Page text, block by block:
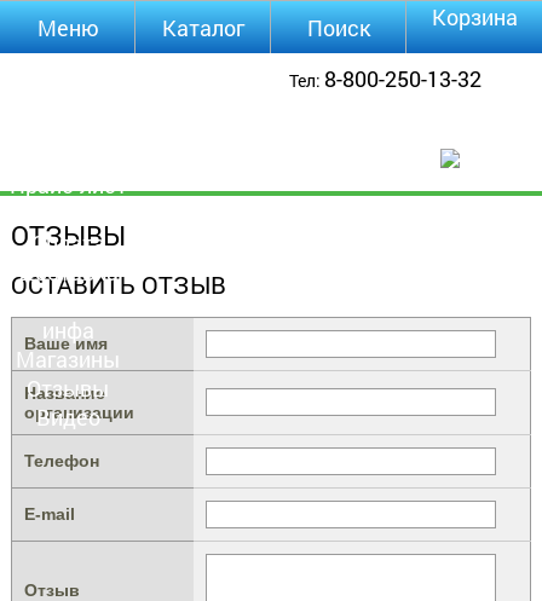
Тел: 8-800-250-13-32
ОТЗЫВЫ
ОСТАВИТЬ ОТЗЫВ
Ваше имя
Название
организации
Телефон
E-mail
Отзыв
Меню
Прайс-лист
Оплата
Доставка
Полезная
инфа
Магазины
Отзывы
Видео
Каталог Поиск Корзина